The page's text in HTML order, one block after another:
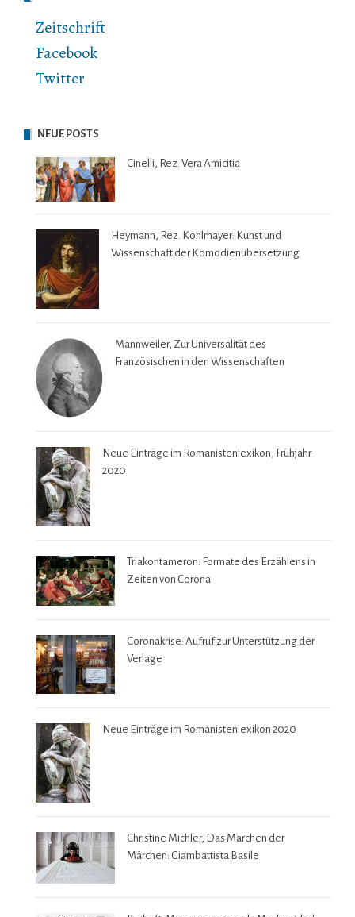
Zeitschrift
Facebook
Twitter
NEUE POSTS
Cinelli, Rez. Vera Amicitia
Heymann, Rez. Kohlmayer: Kunst und
Wissenschaft der Komödienübersetzung
Mannweiler, Zur Universalität des
Französischen in den Wissenschaften
Neue Einträge im Romanistenlexikon, Frühjahr
2020
Triakontameron: Formate des Erzählens in
Zeiten von Corona
Coronakrise: Aufruf zur Unterstützung der
Verlage
Neue Einträge im Romanistenlexikon 2020
Christine Michler, Das Märchen der
Märchen: Giambattista Basile